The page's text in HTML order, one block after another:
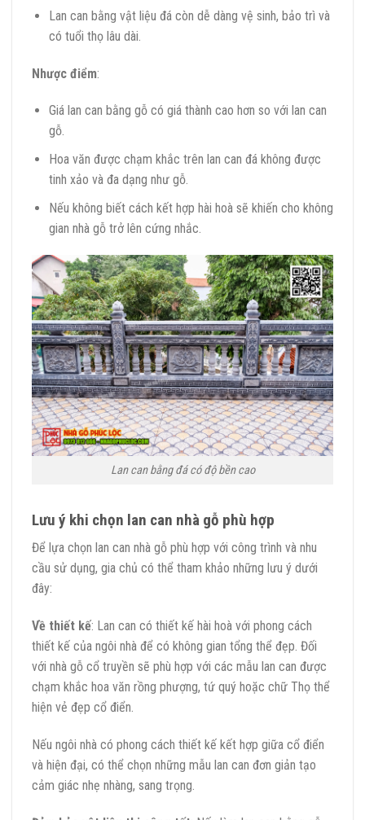
Lan can bằng vật liệu đá còn dễ dàng vệ sinh, bảo trì và
có tuổi thọ lâu dài.
Nhược điểm:
Giá lan can bằng gỗ có giá thành cao hơn so với lan can
gỗ.
Hoa văn được chạm khắc trên lan can đá không được
tinh xảo và đa dạng như gỗ.
Nếu không biết cách kết hợp hài hoà sẽ khiến cho không
gian nhà gỗ trở lên cứng nhắc.
Lan can bằng đá có độ bền cao
Lưu ý khi chọn lan can nhà gỗ phù hợp
Để lựa chọn lan can nhà gỗ phù hợp với công trình và nhu
cầu sử dụng, gia chủ có thể tham khảo những lưu ý dưới
đây:
Về thiết kế: Lan can có thiết kế hài hoà với phong cách
thiết kế của ngôi nhà để có không gian tổng thể đẹp. Đối
với nhà gỗ cổ truyền sẽ phù hợp với các mẫu lan can được
chạm khắc hoa văn rồng phượng, tứ quý hoặc chữ Thọ thể
hiện vẻ đẹp cổ điển.
Nếu ngôi nhà có phong cách thiết kế kết hợp giữa cổ điển
và hiện đại, có thể chọn những mẫu lan can đơn giản tạo
cảm giác nhẹ nhàng, sang trọng.